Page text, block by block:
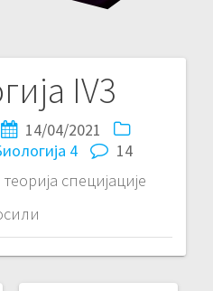
IV3
14/04/2021
4
14
специјације